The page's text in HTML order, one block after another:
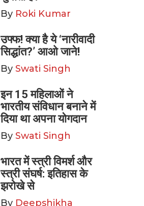
By Roki Kumar
उफ्फ! क्या है ये ‘नारीवादी
सिद्धांत?’ आओ जाने!
By Swati Singh
इन 15 महिलाओं ने
भारतीय संविधान बनाने में
दिया था अपना योगदान
By Swati Singh
भारत में स्त्री विमर्श और
स्त्री संघर्ष: इतिहास के
झरोखे से
By Deepshikha